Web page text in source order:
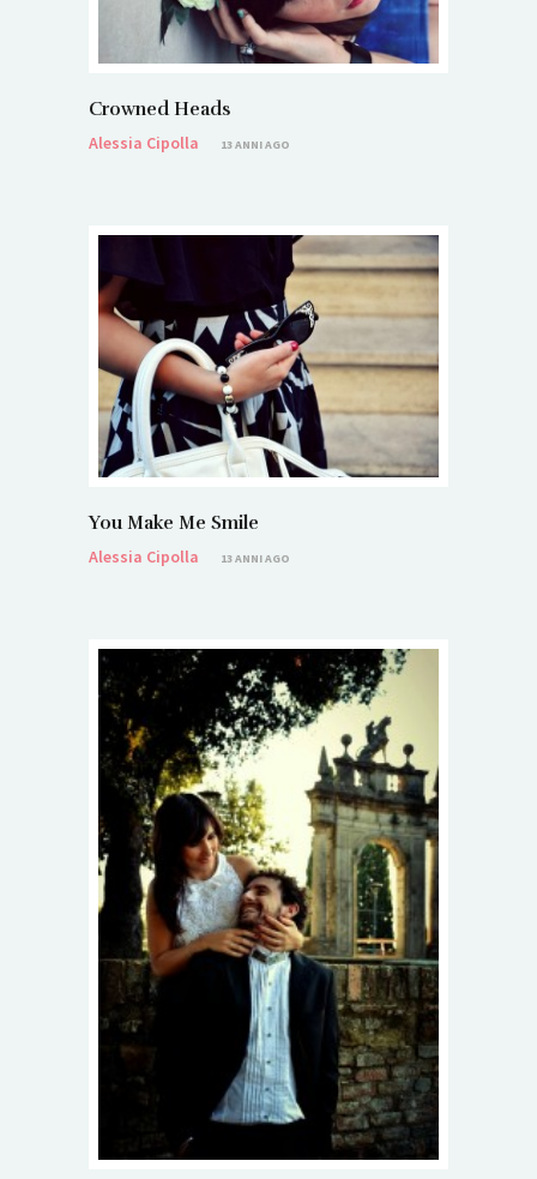
Crowned Heads
Alessia Cipolla
13 ANNI AGO
You Make Me Smile
Alessia Cipolla
13 ANNI AGO